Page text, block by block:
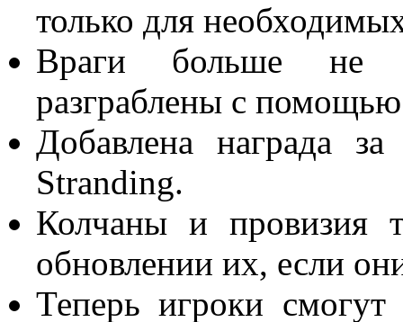
только для
Враги больше не
разграблены с
Добавлена награда
Stranding.
Колчаны и провизия
обновлении их, если
Теперь игроки смогут